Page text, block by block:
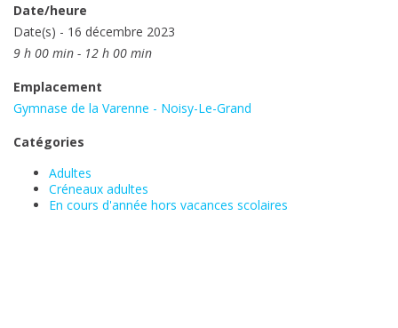
Date/heure
Date(s) - 16 décembre 2023
9 h 00 min - 12 h 00 min
Emplacement
Gymnase de la Varenne - Noisy-Le-Grand
Catégories
Adultes
Créneaux adultes
En cours d'année hors vacances scolaires